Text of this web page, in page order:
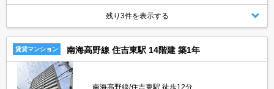
残り3件を表示する
賃貸マンション 南海高野線 住吉東駅 14階建 築1年
南海高野線/住吉東駅 徒歩12分